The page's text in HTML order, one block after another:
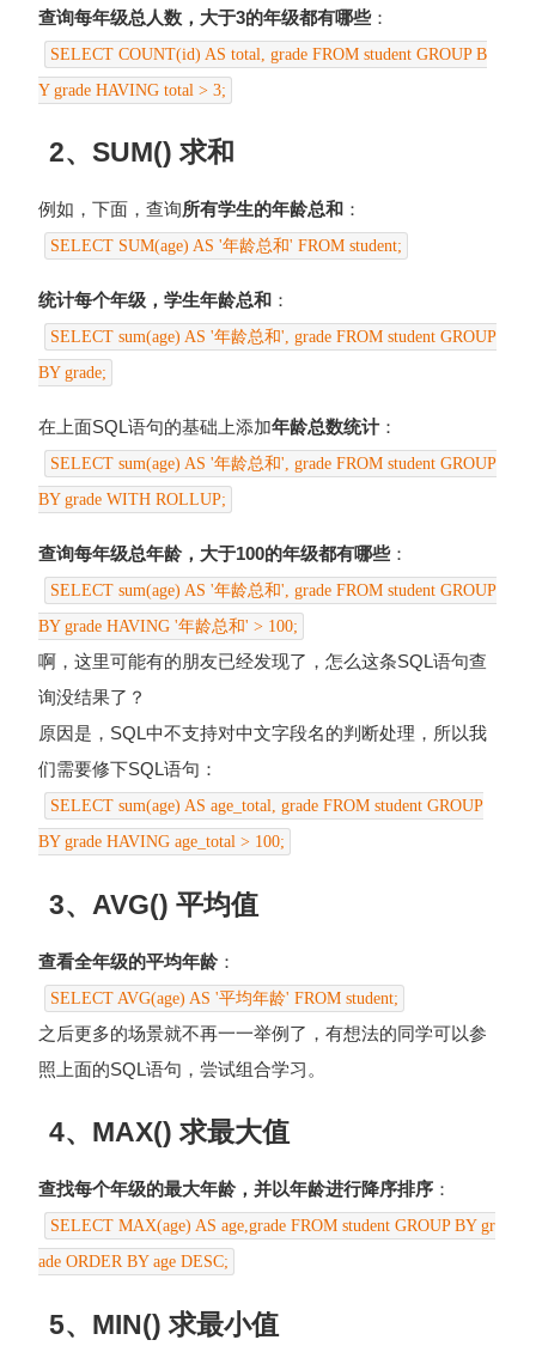
查询每年级总人数，大于3的年级都有哪些：
SELECT COUNT(id) AS total, grade FROM student GROUP B
Y grade HAVING total > 3;
2、SUM() 求和
例如，下面，查询所有学生的年龄总和 ：
SELECT SUM(age) AS '年龄总和' FROM student;
统计每个年级，学生年龄总和 ：
SELECT sum(age) AS '年龄总和', grade FROM student GROUP
BY grade;
在上面SQL语句的基础上添加年龄总数统计：
SELECT sum(age) AS '年龄总和', grade FROM student GROUP
BY grade WITH ROLLUP;
查询每年级总年龄，大于100的年级都有哪些：
SELECT sum(age) AS '年龄总和', grade FROM student GROUP
BY grade HAVING '年龄总和' > 100;
啊，这里可能有的朋友已经发现了，怎么这条SQL语句查
询没结果了？
原因是，SQL中不支持对中文字段名的判断处理，所以我
们需要修下SQL语句：
SELECT sum(age) AS age_total, grade FROM student GROUP
BY grade HAVING age_total > 100;
3、AVG() 平均值
查看全年级的平均年龄 ：
SELECT AVG(age) AS '平均年龄' FROM student;
之后更多的场景就不再一一举例了，有想法的同学可以参
照上面的SQL语句，尝试组合学习。
4、MAX() 求最大值
查找每个年级的最大年龄，并以年龄进行降序排序 ：
SELECT MAX(age) AS age,grade FROM student GROUP BY gr
ade ORDER BY age DESC;
5、MIN() 求最小值